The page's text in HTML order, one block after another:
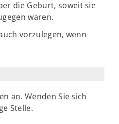
die Geburt, soweit sie
waren.
vorzulegen, wenn
an. Wenden Sie sich
Stelle.